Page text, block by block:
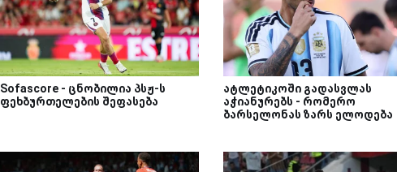
Sofascore - ცნობილია პსჟ-ს
ფეხბურთელების შეფასება
ატლეტიკოში გადასვლას
აჭიანურებს - რომერო
ბარსელონას ზარს ელოდება